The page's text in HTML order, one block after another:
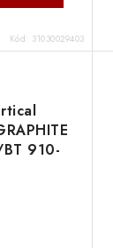
Kód: 31030029403
910-